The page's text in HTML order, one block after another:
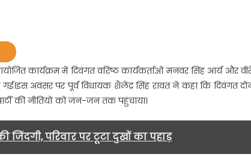
कार्यक्रम में दिवंगत वरिष्ठ कार्यकर्ताओं मनवर सिंह आर्य और
अवसर पर पूर्व विधायक शैलेंद्र सिंह रावत ने कहा कि दिवंगत
की नीतियों को जन-जन तक पहुंचाया।
जिंदगी, परिवार पर टूटा दुखों का पहाड़